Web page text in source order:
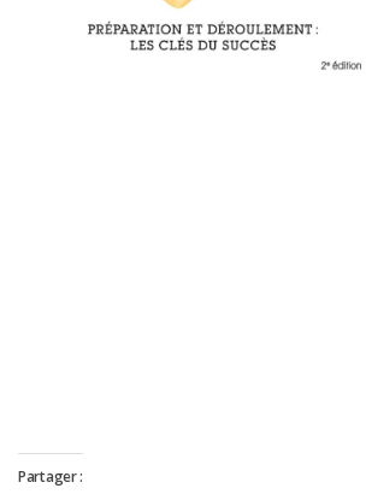
Partager :